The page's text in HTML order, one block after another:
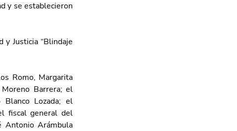
y se establecieron
y Justicia “Blindaje
Romo, Margarita
Barrera; el
Lozada; el
fiscal general del
Antonio Arámbula